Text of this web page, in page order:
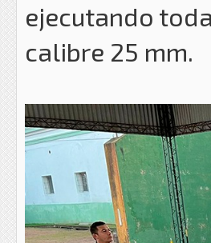
ejecutando
calibre 25 mm.